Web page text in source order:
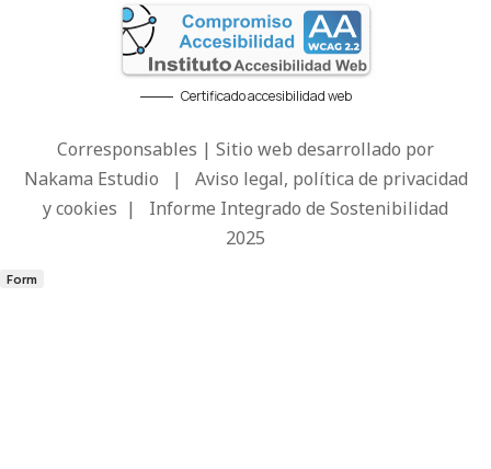
Certificado accesibilidad web
Corresponsables | Sitio web desarrollado por
Nakama Estudio | Aviso legal, política de privacidad
y cookies | Informe Integrado de Sostenibilidad
2025
Form